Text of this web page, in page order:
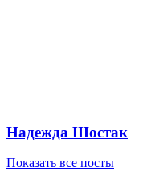
Надежда Шостак
Показать все посты